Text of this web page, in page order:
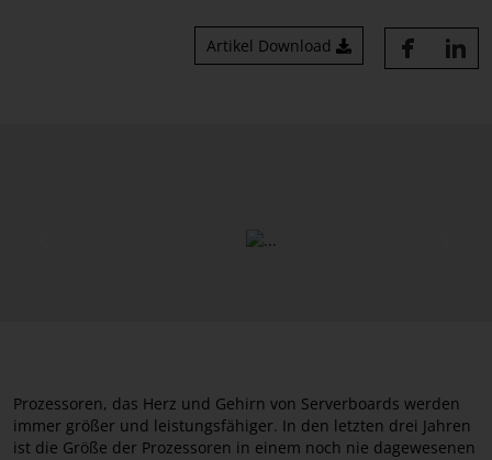
Artikel Download
Prozessoren, das Herz und Gehirn von Serverboards werden
immer größer und leistungsfähiger. In den letzten drei Jahren
ist die Größe der Prozessoren in einem noch nie dagewesenen